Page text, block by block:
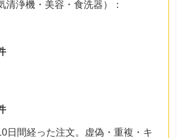
清浄機・美容・食洗器）：
日間経った注文。虚偽・重複・キ